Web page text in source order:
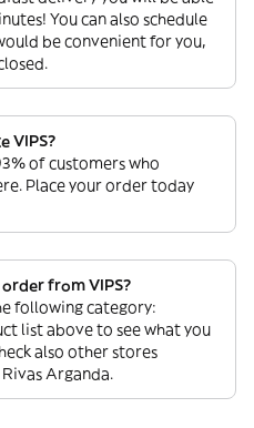
You can also schedule
be convenient for you,
VIPS?
of customers who
Place your order today
from VIPS?
following category:
list above to see what you
also other stores
Arganda.